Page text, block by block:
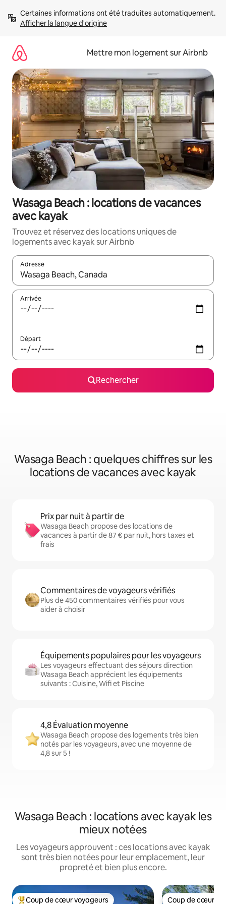
directement
Afficher la langue d'origine
Mettre mon logement sur Airbnb
Wasaga Beach : locations de vacances
avec kayak
Trouvez et réservez des locations uniques de
logements avec kayak sur Airbnb
Adresse
Lorsque les résultats s'affichent, utilisez les flèches vers le
Arrivée
Départ
Rechercher
Wasaga Beach : quelques chiffres sur les
locations de vacances avec kayak
Prix par nuit à partir de
Wasaga Beach propose des locations de
vacances à partir de 87 € par nuit, hors taxes et
frais
Commentaires de voyageurs vérifiés
Plus de 450 commentaires vérifiés pour vous
aider à choisir
Équipements populaires pour les voyageurs
Les voyageurs effectuant des séjours direction
Wasaga Beach apprécient les équipements
suivants : Cuisine, Wifi et Piscine
4,8 Évaluation moyenne
Wasaga Beach propose des logements très bien
notés par les voyageurs, avec une moyenne de
4,8 sur 5 !
Wasaga Beach : locations avec kayak les
mieux notées
Les voyageurs approuvent : ces locations avec kayak
sont très bien notées pour leur emplacement, leur
propreté et bien plus encore.
Coup de cœur voyageurs Coup de cœur